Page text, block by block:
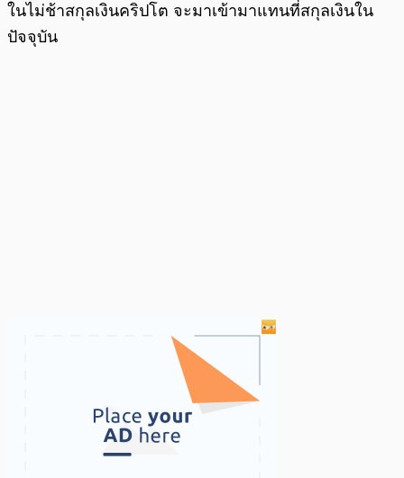
ในไม่ช้าสกุลเงินคริปโต จะมาเข้ามาแทนที่สกุลเงินใน
ปัจจุบัน